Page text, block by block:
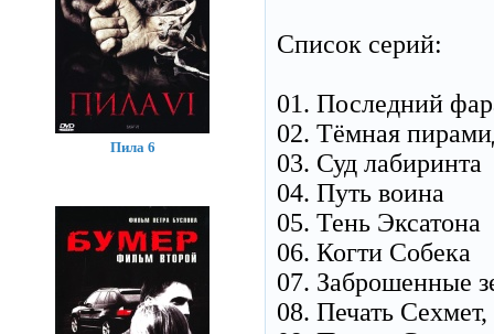
Список серий:
01. Последний
02. Тёмная
03. Суд лабиринта
04. Путь воина
05. Тень Эксатона
06. Когти Собека
07. Заброшенные
08. Печать Сехмет,
Пила 6